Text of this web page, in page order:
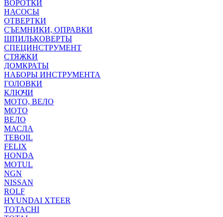
ВОРОТКИ
НАСОСЫ
ОТВЕРТКИ
СЪЕМНИКИ, ОПРАВКИ
ШПИЛЬКОВЕРТЫ
СПЕЦИНСТРУМЕНТ
СТЯЖКИ
ДОМКРАТЫ
НАБОРЫ ИНСТРУМЕНТА
ГОЛОВКИ
КЛЮЧИ
МОТО, ВЕЛО
МОТО
ВЕЛО
МАСЛА
TEBOIL
FELIX
HONDA
MOTUL
NGN
NISSAN
ROLF
HYUNDAI XTEER
TOTACHI